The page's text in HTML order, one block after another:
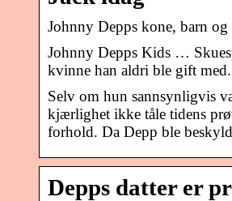
Johnny Depps kone, barn
Johnny Depps Kids …
kvinne han aldri ble gift
Selv om hun sannsynligvis
kjærlighet ikke tåle tidens
forhold. Da Depp ble
Depps datter er